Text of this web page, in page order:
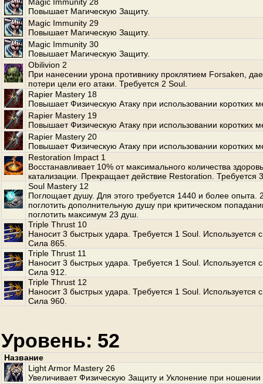
Повышает Магическую Защиту.
Magic Immunity 29
Повышает Магическую Защиту.
Magic Immunity 30
Повышает Магическую Защиту.
Obilivion 2
При нанесении урона противнику проклятием Forsaken,
потери цели его атаки. Требуется 2 Soul.
Rapier Mastery 18
Повышает Физическую Атаку при использовании коротких
Rapier Mastery 19
Повышает Физическую Атаку при использовании коротких
Rapier Mastery 20
Повышает Физическую Атаку при использовании коротких
Restoration Impact 1
Восстанавливает 10% от максимального количества
катализации. Прекращает действие Restoration. Требуется
Soul Mastery 12
Поглощает душу. Для этого требуется 1440 и более опыта.
поглотить дополнительную душу при критическом
поглотить максимум 23 душ.
Triple Thrust 10
Наносит 3 быстрых удара. Требуется 1 Soul. Используется
Сила 865.
Triple Thrust 11
Наносит 3 быстрых удара. Требуется 1 Soul. Используется
Сила 912.
Triple Thrust 12
Наносит 3 быстрых удара. Требуется 1 Soul. Используется
Сила 960.
Уровень: 52
Название
Light Armor Mastery 26
Увеличивает Физическую Защиту и Уклонение при ношении